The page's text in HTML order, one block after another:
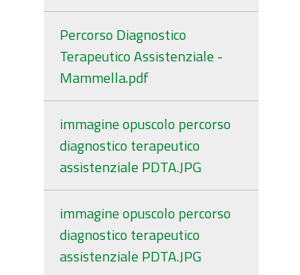
Percorso Diagnostico
Terapeutico Assistenziale -
Mammella.pdf
immagine opuscolo percorso
diagnostico terapeutico
assistenziale PDTA.JPG
immagine opuscolo percorso
diagnostico terapeutico
assistenziale PDTA.JPG